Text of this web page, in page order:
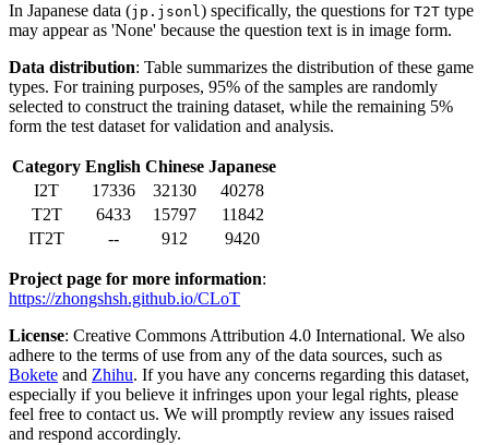
In Japanese data (jp.jsonl) specifically, the questions for T2T type
may appear as 'None' because the question text is in image form.
Data distribution: Table summarizes the distribution of these game
types. For training purposes, 95% of the samples are randomly
selected to construct the training dataset, while the remaining 5%
form the test dataset for validation and analysis.
Category English Chinese Japanese
I2T
17336 32130
40278
T2T
6433 15797
11842
IT2T
-- 912 9420
Project page for more information:
https://zhongshsh.github.io/CLoT
License: Creative Commons Attribution 4.0 International. We also
adhere to the terms of use from any of the data sources, such as
Bokete and Zhihu. If you have any concerns regarding this dataset,
especially if you believe it infringes upon your legal rights, please
feel free to contact us. We will promptly review any issues raised
and respond accordingly.